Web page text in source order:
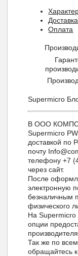
Доставка
Оплата
Supermicro
В ООО
Supermicro
доставкой по
почту
телефону +7
через сайт.
После
электронную
безналичным
физического
На Supermicro
опции
Так же по
обращайтесь